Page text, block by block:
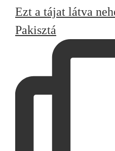
Ezt a tájat látva
Pakisztá